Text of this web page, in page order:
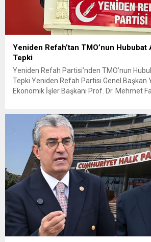
Yeniden Refah’tan TMO’nun Hububat
Tepki
Yeniden Refah Partisi’nden TMO’nun
Tepki Yeniden Refah Partisi Genel Başkan
Ekonomik İşler Başkanı Prof. Dr. Mehmet
fiyatların çiftçinin artan maliyetlerini
olduğunu savunarak fiyatların yeniden
çağrısında...